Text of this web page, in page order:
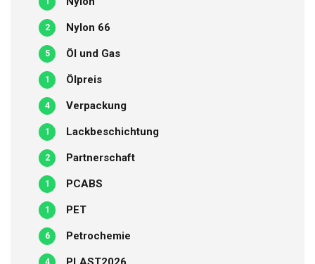
Nylon 66
2
Öl und Gas
5
Ölpreis
1
Verpackung
4
Lackbeschichtung
1
Partnerschaft
2
PCABS
1
PET
1
Petrochemie
6